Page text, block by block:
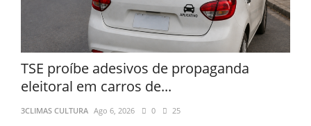
TSE proíbe adesivos de propaganda
eleitoral em carros de...
3CLIMAS CULTURA Ago 6, 2026 0 25